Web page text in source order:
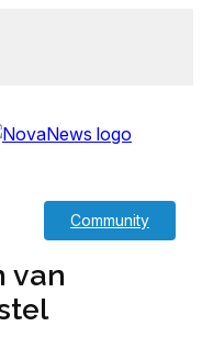
Community
van